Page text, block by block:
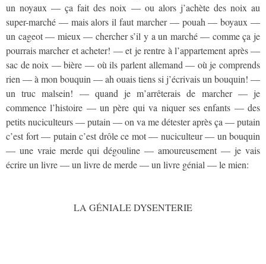
un noyaux — ça fait des noix — ou alors j’achète des noix au
super-marché — mais alors il faut marcher — pouah — boyaux —
un cageot — mieux — chercher s’il y a un marché — comme ça je
pourrais marcher et acheter! — et je rentre à l’appartement après —
sac de noix — bière — où ils parlent allemand — où je comprends
rien — à mon bouquin — ah ouais tiens si j’écrivais un bouquin! —
un truc malsein! — quand je m’arrêterais de marcher — je
commence l’histoire — un père qui va niquer ses enfants — des
petits nuciculteurs — putain — on va me détester après ça — putain
c’est fort — putain c’est drôle ce mot — nuciculteur — un bouquin
— une vraie merde qui dégouline — amoureusement — je vais
écrire un livre — un livre de merde — un livre génial — le mien:
LA GÉNIALE DYSENTERIE